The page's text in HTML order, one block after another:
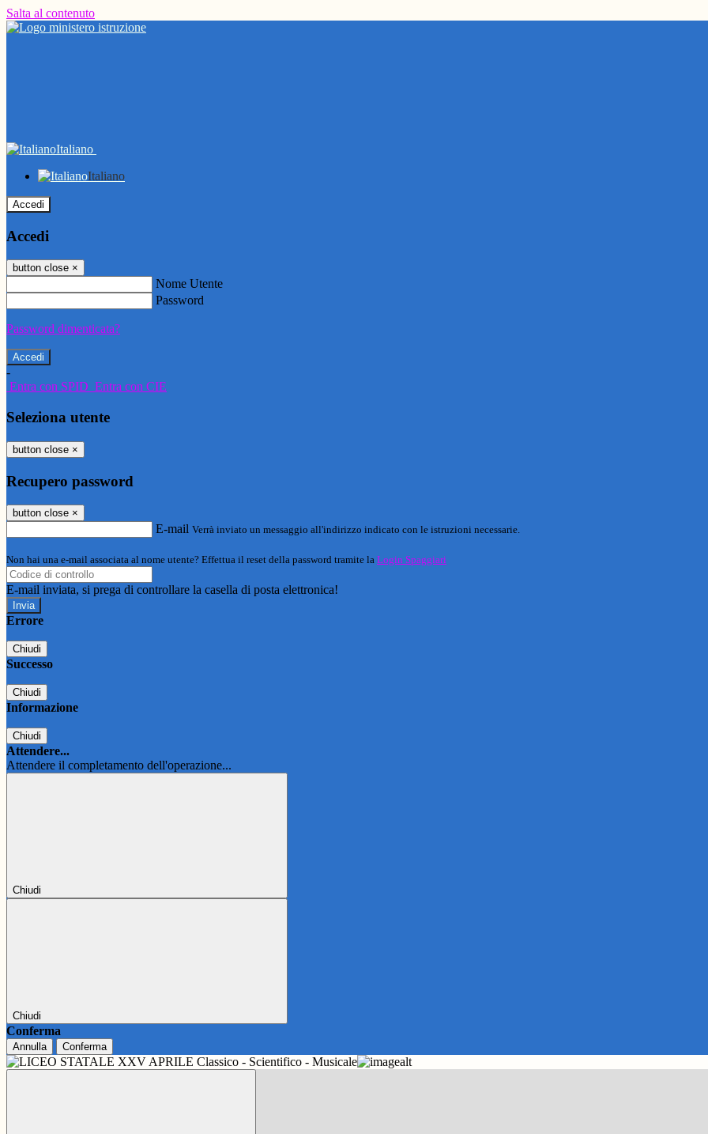
Salta al contenuto
Italiano
Italiano
Accedi
Accedi
button close ×
Nome Utente
Password
Password dimenticata?
-
Entra con SPID Entra con CIE
Seleziona utente
button close ×
Recupero password
button close ×
E-mail Verrà inviato un messaggio all'indirizzo indicato con le istruzioni necessarie.
Non hai una e-mail associata al nome utente? Effettua il reset della password tramite la Login Spaggiari
E-mail inviata, si prega di controllare la casella di posta elettronica!
Errore
Chiudi
Successo
Chiudi
Informazione
Chiudi
Attendere...
Attendere il completamento dell'operazione...
Chiudi
Chiudi
Conferma
Annulla Conferma